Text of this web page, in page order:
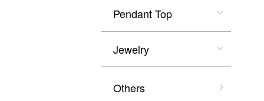
Pendant Top
Jewelry
Others